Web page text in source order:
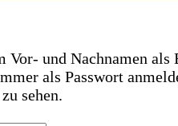
und Nachnamen als
als Passwort
sehen.